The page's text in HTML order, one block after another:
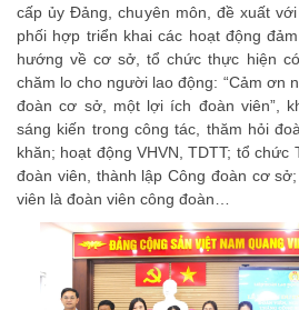
cấp ủy Đảng, chuyên môn, đề xuất
phối hợp triển khai các hoạt động
hướng về cơ sở, tổ chức thực hiện
chăm lo cho người lao động: “Cảm ơn
đoàn cơ sở, một lợi ích đoàn viên”,
sáng kiến trong công tác, thăm hỏi
khăn; hoạt động VHVN, TDTT; tổ chức
đoàn viên, thành lập Công đoàn cơ
viên là đoàn viên công đoàn…